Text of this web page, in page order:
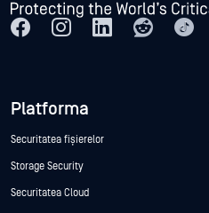
Platforma
Securitatea fișierelor
Storage Security
Securitatea Cloud